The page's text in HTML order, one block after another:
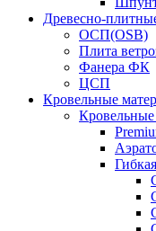
Древесно-
ОСП(OSB)
Плита
Фанера ФК
ЦСП
Кровельные